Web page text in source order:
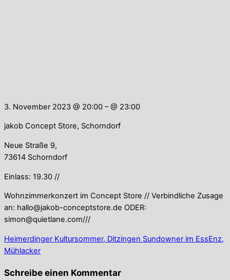
3. November 2023 @ 20:00 – @ 23:00
jakob Concept Store, Schorndorf
Neue Straße 9,
73614 Schorndorf
Einlass: 19.30 //
Wohnzimmerkonzert im Concept Store // Verbindliche Zusage
an: hallo@jakob-conceptstore.de ODER:
simon@quietlane.com///
Heimerdinger Kultursommer, Ditzingen Sundowner im EssEnz,
Mühlacker
Schreibe einen Kommentar